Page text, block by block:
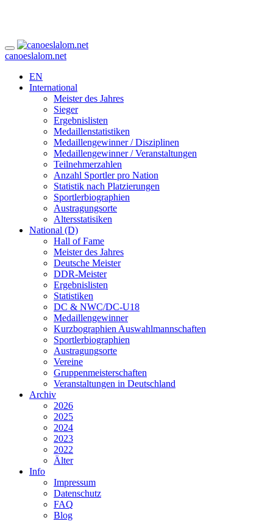
canoeslalom.net
EN
International
Meister des Jahres
Sieger
Ergebnislisten
Medaillenstatistiken
Medaillengewinner / Disziplinen
Medaillengewinner / Veranstaltungen
Teilnehmerzahlen
Anzahl Sportler pro Nation
Statistik nach Platzierungen
Sportlerbiographien
Austragungsorte
Altersstatisiken
National (D)
Hall of Fame
Meister des Jahres
Deutsche Meister
DDR-Meister
Ergebnislisten
Statistiken
DC & NWC/DC-U18
Medaillengewinner
Kurzbographien Auswahlmannschaften
Sportlerbiographien
Austragungsorte
Vereine
Gruppenmeisterschaften
Veranstaltungen in Deutschland
Archiv
2026
2025
2024
2023
2022
Älter
Info
Impressum
Datenschutz
FAQ
Blog